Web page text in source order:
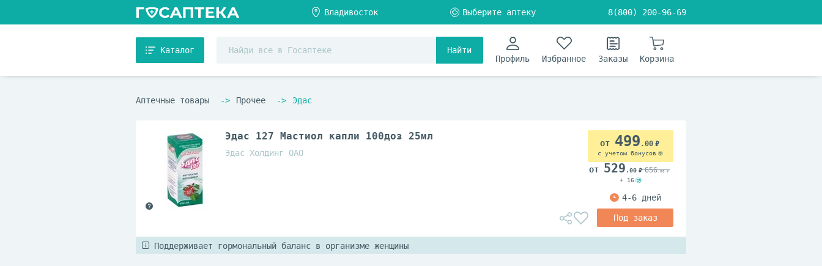
8(800) 200-96-69
Каталог
Найти
Профиль
Избранное Заказы Корзина
Аптечные товары Прочее Эдас
Эдас 127 Мастиол капли 100доз 25мл
Эдас Холдинг ОАО
499 .00
с учетом бонусов
529 .00 656.00
+ 16
Поддерживает гормональный баланс в организме женщины